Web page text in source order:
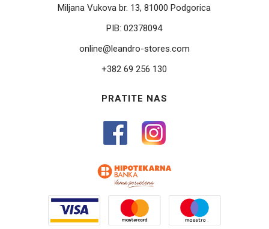
Miljana Vukova br. 13, 81000 Podgorica
PIB:02378094
online@leandro-stores.com
+382 69 256 130
PRATITE NAS